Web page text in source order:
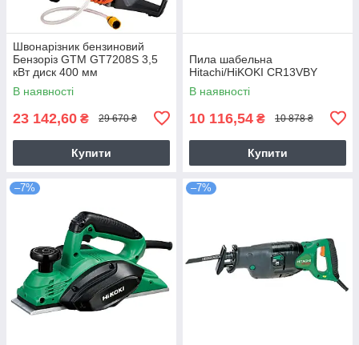
Швонарізник бензиновий
Бензоріз GTM GT7208S 3,5
кВт диск 400 мм
В наявності
23 142,60 ₴ 29 670 ₴
Купити
Пила шабельна
Hitachi/HiKOKI CR13VBY
В наявності
10 116,54 ₴ 10 878 ₴
Купити
–7% –7%